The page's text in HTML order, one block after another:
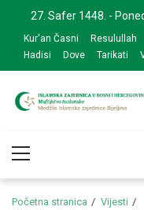
navigation
content
27. Safer 1448. -
Kur'an Časni Resulullah
Hadisi
Dove Tarikati
Menu
Početna stranica
Vijesti